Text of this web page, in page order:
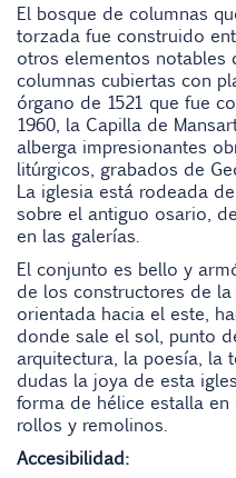
El bosque de columnas
torzada fue construido
otros elementos notables
columnas cubiertas con
órgano de 1521 que fue
1960, la Capilla de
alberga impresionantes
litúrgicos, grabados de
La iglesia está rodeada
sobre el antiguo osario,
en las galerías.
El conjunto es bello y
de los constructores de
orientada hacia el este,
donde sale el sol, punto
arquitectura, la poesía, la
dudas la joya de esta
forma de hélice estalla
rollos y remolinos.
Accesibilidad: